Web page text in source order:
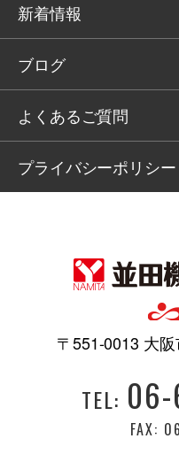
新着情報
ブログ
よくあるご質問
プライバシーポリシー
〒551-0013 大
TEL:
FAX: